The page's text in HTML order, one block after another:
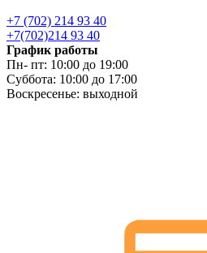
+7 (702) 214 93 40
+7(702)214 93 40
График работы
Пн- пт: 10:00 до 19:00
Суббота: 10:00 до 17:00
Воскресенье: выходной